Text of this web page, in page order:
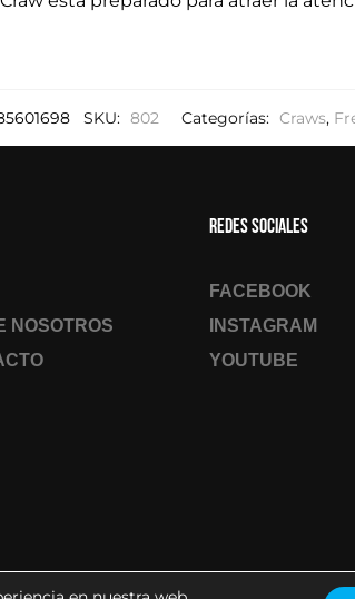
SKU: 802 Categorías: Craws,
NOSOTROS
Redes sociales
FACEBOOK
INSTAGRAM
YOUTUBE